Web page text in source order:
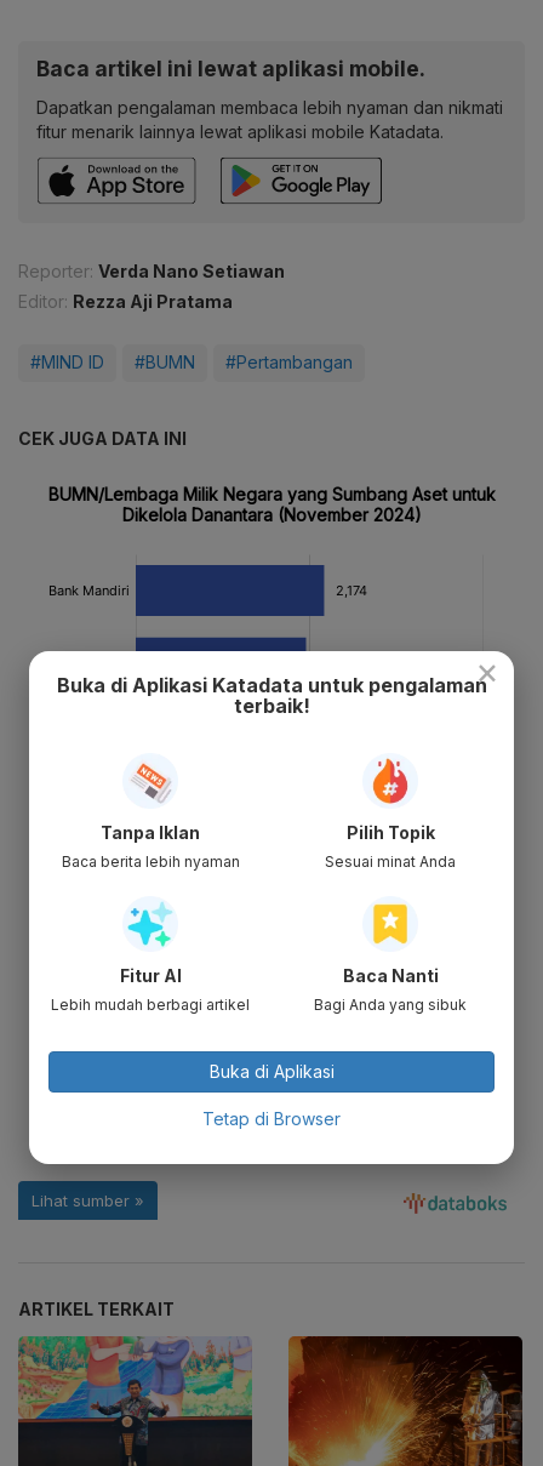
Baca artikel ini lewat aplikasi mobile.
Dapatkan pengalaman membaca lebih nyaman dan nikmati
fitur menarik lainnya lewat aplikasi mobile Katadata.
Reporter: Verda Nano Setiawan
Editor: Rezza Aji Pratama
#MIND ID #BUMN #Pertambangan
CEK JUGA DATA INI
ARTIKEL TERKAIT
×
Buka di Aplikasi Katadata untuk pengalaman
terbaik!
Tanpa Iklan
Baca berita lebih nyaman
Pilih Topik
Sesuai minat Anda
Fitur AI
Lebih mudah berbagi artikel
Baca Nanti
Bagi Anda yang sibuk
Buka di Aplikasi
Tetap di Browser